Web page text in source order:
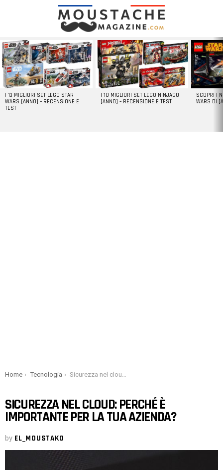
LATEST
STORIES
I 13 MIGLIORI SET LEGO STAR
WARS [ANNO] – RECENSIONE E
TEST
I 10 MIGLIORI SET LEGO NINJAGO
[ANNO] – RECENSIONE E TEST
SCOPRI I
WARS DI
You are here:
Home Tecnologia Sicurezza nel cloud: perché è importante per la tua azienda?
SICUREZZA NEL CLOUD: PERCHÉ È
IMPORTANTE PER LA TUA AZIENDA?
by EL_MOUSTAKO